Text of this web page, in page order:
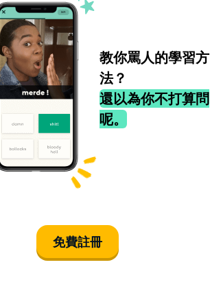
教你罵人的學習方
法？
還以為你不打算問
呢。
免費註冊